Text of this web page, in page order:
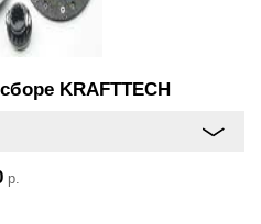
KRAFTTECH
р.